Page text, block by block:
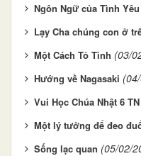
Ngôn Ngữ của Tình Yêu
Lạy Cha chúng con ở
Một Cách Tỏ Tình (03/
Hướng về Nagasaki
Vui Học Chúa Nhật 6
Một lý tưởng để đeo
Sống lạc quan (05/02/